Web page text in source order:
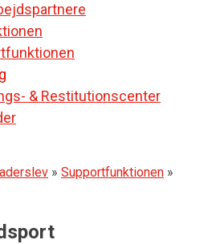
& Restitutionscenter
» Supportfunktionen »